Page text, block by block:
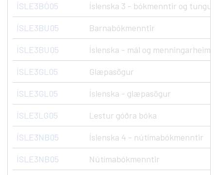
ÍSLE3BÓ05 Íslenska 3 - bókmenntir og
ÍSLE3BU05 Barnabókmenntir
ÍSLE3BU05 Íslenska - mál og
ÍSLE3GL05 Glæpasögur
ÍSLE3GL05 Íslenska - glæpasögur
ÍSLE3LG05 Lestur góðra bóka
ÍSLE3NB05 Íslenska 4 - nútímabókmenntir
ÍSLE3NB05 Nútímabókmenntir